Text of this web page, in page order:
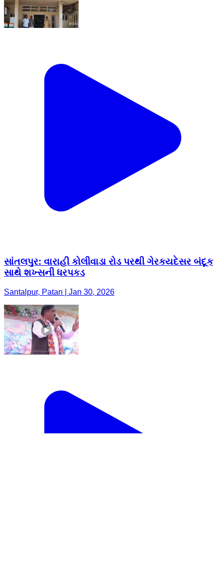
સાંતલપુર: વારાહી કોલીવાડા રોડ પરથી ગેરકયદેસર બંદૂક
સાથે શખ્સની ધરપકડ
Santalpur, Patan | Jan 30, 2026